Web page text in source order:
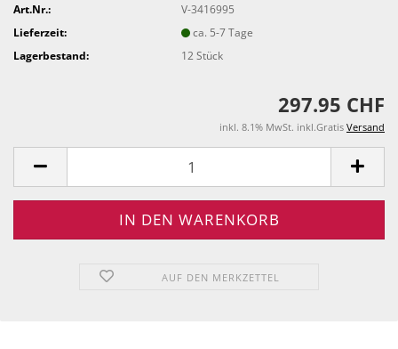
Art.Nr.:
V-3416995
Lieferzeit:
ca. 5-7 Tage
Lagerbestand:
12Stück
297.95 CHF
inkl. 8.1% MwSt. inkl.Gratis Versand
AUF DEN MERKZETTEL